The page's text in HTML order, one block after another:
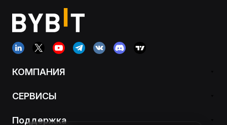
КОМПАНИЯ
СЕРВИСЫ
Поддержка